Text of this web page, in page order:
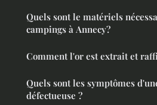
Quels sont le matériels
campings à Annecy?
Comment l'or est extrait et
Quels sont les symptômes
défectueuse ?